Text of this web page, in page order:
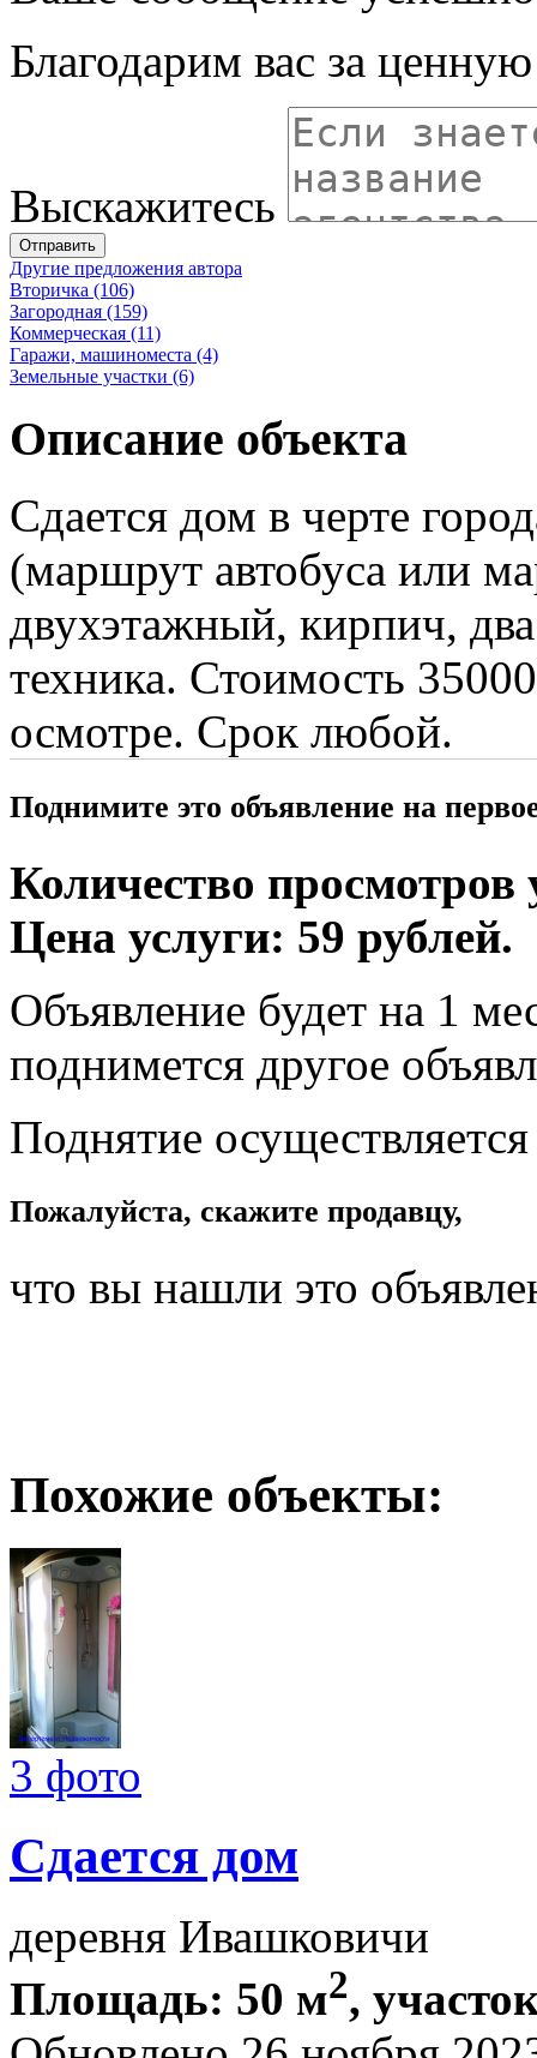
Благодарим вас за
Выскажитесь
Отправить
Другие предложения автора
Вторичка (106)
Загородная (159)
Коммерческая (11)
Гаражи, машиноместа (4)
Земельные участки (6)
Описание объекта
Сдается дом в черте
(маршрут автобуса или
двухэтажный, кирпич,
техника. Стоимость
осмотре. Срок любой.
Поднимите это объявление на
Количество просмотров
Цена услуги: 59 рублей.
Объявление будет на 1
поднимется другое
Поднятие
Пожалуйста, скажите продавцу,
что вы нашли это
Похожие объекты:
3 фото
Сдается дом
деревня Ивашковичи
Площадь: 50 м2,